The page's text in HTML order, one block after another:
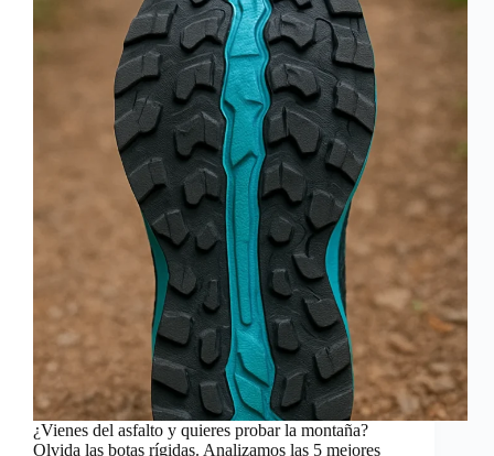
¿Vienes del asfalto y quieres probar la montaña?
Olvida las botas rígidas. Analizamos las 5 mejores